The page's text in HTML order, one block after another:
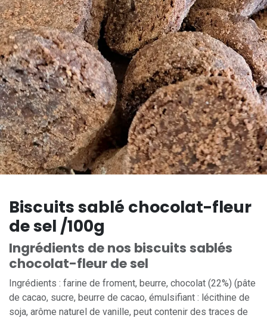
Biscuits sablé chocolat-fleur
de sel /100g
Ingrédients de nos biscuits sablés
chocolat-fleur de sel
Ingrédients : farine de froment, beurre, chocolat (22%) (pâte
de cacao, sucre, beurre de cacao, émulsifiant : lécithine de
soja, arôme naturel de vanille, peut contenir des traces de